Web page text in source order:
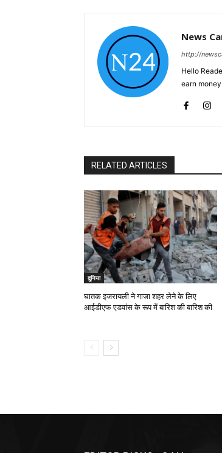
News
http://
Hello
earn
RELATED ARTICLES
दुनिया
घातक इजरायली ने गाजा शहर लेने के लिए
आईडीएफ एडवांस के रूप में बारिश की बारिश की